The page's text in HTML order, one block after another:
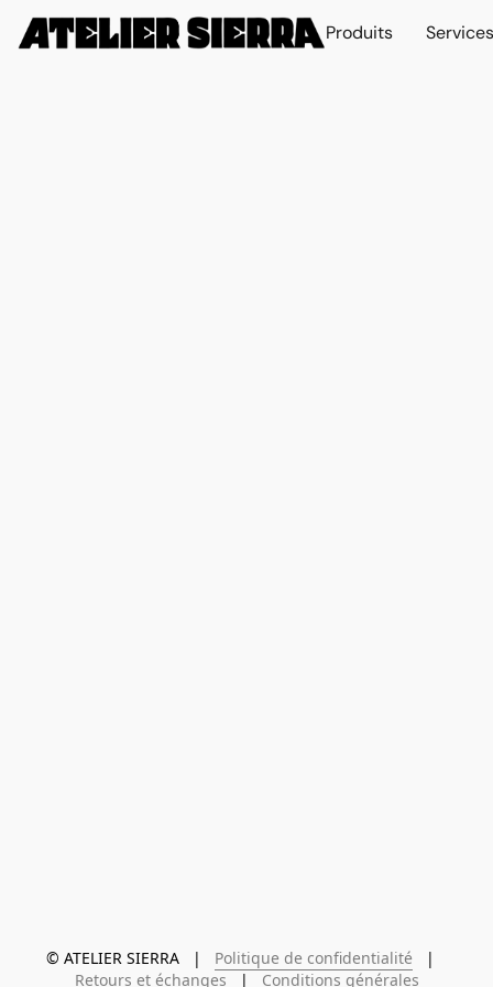
Produits Services
© ATELIER SIERRA   | Politique de confidentialité
Retours et échanges
   |
Conditions générales